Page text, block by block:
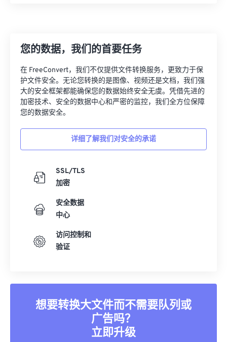
您的数据，我们的首要任务
在 FreeConvert，我们不仅提供文件转换服务，更致力于保
护文件安全。无论您转换的是图像、视频还是文档，我们强
大的安全框架都能确保您的数据始终安全无虞。凭借先进的
加密技术、安全的数据中心和严密的监控，我们全方位保障
您的数据安全。
详细了解我们对安全的承诺
SSL/TLS
加密
安全数据
中心
访问控制和
验证
想要转换大文件而不需要队列或
广告吗？
立即升级